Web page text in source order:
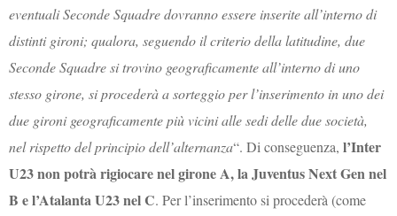
eventuali Seconde Squadre dovranno essere inserite all’interno di
distinti gironi; qualora, seguendo il criterio della latitudine, due
Seconde Squadre si trovino geograficamente all’interno di uno
stesso girone, si procederà a sorteggio per l’inserimento in uno dei
due gironi geograficamente più vicini alle sedi delle due società,
nel rispetto del principio dell’alternanza“. Di conseguenza,l’Inter
U23 non potrà rigiocare nel girone A, la Juventus Next Gen nel
B e l’Atalanta U23 nel C. Per l’inserimento si procederà (come